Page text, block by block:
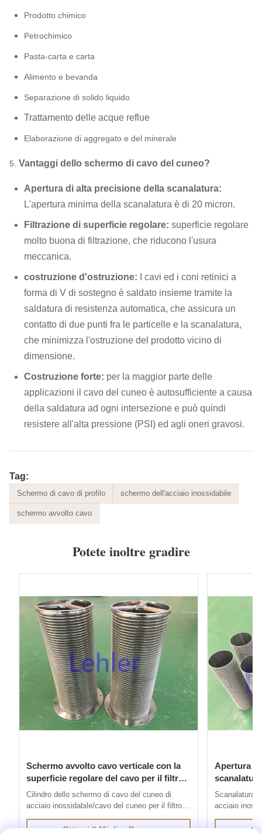
Prodotto chimico
Petrochimico
Pasta-carta e carta
Alimento e bevanda
Separazione di solido liquido
Trattamento delle acque reflue
Elaborazione di aggregato e del minerale
5. Vantaggi dello schermo di cavo del cuneo?
Apertura di alta precisione della scanalatura:
L'apertura minima della scanalatura è di 20 micron.
Filtrazione di superficie regolare: superficie regolare
molto buona di filtrazione, che riducono l'usura
meccanica.
costruzione d'ostruzione: I cavi ed i coni retinici a
forma di V di sostegno è saldato insieme tramite la
saldatura di resistenza automatica, che assicura un
contatto di due punti fra le particelle e la scanalatura,
che minimizza l'ostruzione del prodotto vicino di
dimensione.
Costruzione forte: per la maggior parte delle
applicazioni il cavo del cuneo è autosufficiente a causa
della saldatura ad ogni intersezione e può quindi
resistere all'alta pressione (PSI) ed agli oneri gravosi.
Tag:
Schermo di cavo di profilo schermo dell'acciaio inossidabile
schermo avvolto cavo
Potete inoltre gradire
Schermo avvolto cavo verticale con la
superficie regolare del cavo per il filtro
autopulente
Cilindro dello schermo di cavo del cuneo di
acciaio inossidabile/cavo del cuneo per il filtro
autopulente 1. Lo schermo di cavo del cuneo di
acciaio inossidabile è prodotto con il metodo di
Ottieni Il Miglior Prezzo
Apertura
verticale
Scanalatura
acciaio
dello
è prodotto